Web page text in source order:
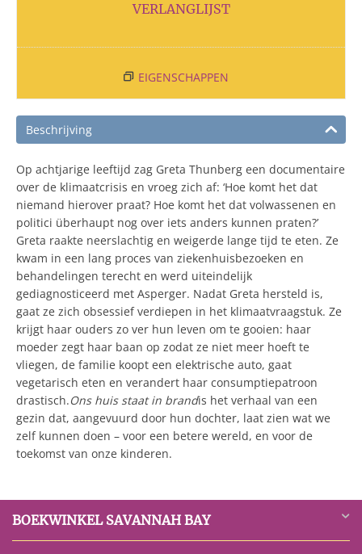
VERLANGLIJST
EIGENSCHAPPEN
Beschrijving
Op achtjarige leeftijd zag Greta Thunberg een documentaire
over de klimaatcrisis en vroeg zich af: ‘Hoe komt het dat
niemand hierover praat? Hoe komt het dat volwassenen en
politici überhaupt nog over iets anders kunnen praten?’
Greta raakte neerslachtig en weigerde lange tijd te eten. Ze
kwam in een lang proces van ziekenhuisbezoeken en
behandelingen terecht en werd uiteindelijk
gediagnosticeerd met Asperger. Nadat Greta hersteld is,
gaat ze zich obsessief verdiepen in het klimaatvraagstuk. Ze
krijgt haar ouders zo ver hun leven om te gooien: haar
moeder zegt haar baan op zodat ze niet meer hoeft te
vliegen, de familie koopt een elektrische auto, gaat
vegetarisch eten en verandert haar consumptiepatroon
drastisch.Ons huis staat in brandis het verhaal van een
gezin dat, aangevuurd door hun dochter, laat zien wat we
zelf kunnen doen – voor een betere wereld, en voor de
toekomst van onze kinderen.
BOEKWINKEL SAVANNAH BAY